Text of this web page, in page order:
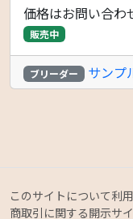
価格はお問い合わ
販売中
ブリーダー サンプ
このサイトについて利
商取引に関する開示サ